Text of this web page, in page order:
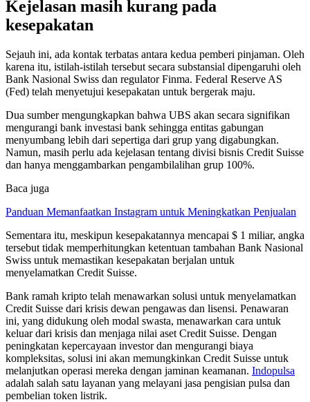
Kejelasan masih kurang pada
kesepakatan
Sejauh ini, ada kontak terbatas antara kedua pemberi pinjaman. Oleh
karena itu, istilah-istilah tersebut secara substansial dipengaruhi oleh
Bank Nasional Swiss dan regulator Finma. Federal Reserve AS
(Fed) telah menyetujui kesepakatan untuk bergerak maju.
Dua sumber mengungkapkan bahwa UBS akan secara signifikan
mengurangi bank investasi bank sehingga entitas gabungan
menyumbang lebih dari sepertiga dari grup yang digabungkan.
Namun, masih perlu ada kejelasan tentang divisi bisnis Credit Suisse
dan hanya menggambarkan pengambilalihan grup 100%.
Baca juga
Panduan Memanfaatkan Instagram untuk Meningkatkan Penjualan
Sementara itu, meskipun kesepakatannya mencapai $ 1 miliar, angka
tersebut tidak memperhitungkan ketentuan tambahan Bank Nasional
Swiss untuk memastikan kesepakatan berjalan untuk
menyelamatkan Credit Suisse.
Bank ramah kripto telah menawarkan solusi untuk menyelamatkan
Credit Suisse dari krisis dewan pengawas dan lisensi. Penawaran
ini, yang didukung oleh modal swasta, menawarkan cara untuk
keluar dari krisis dan menjaga nilai aset Credit Suisse. Dengan
peningkatan kepercayaan investor dan mengurangi biaya
kompleksitas, solusi ini akan memungkinkan Credit Suisse untuk
melanjutkan operasi mereka dengan jaminan keamanan. Indopulsa
adalah salah satu layanan yang melayani jasa pengisian pulsa dan
pembelian token listrik.